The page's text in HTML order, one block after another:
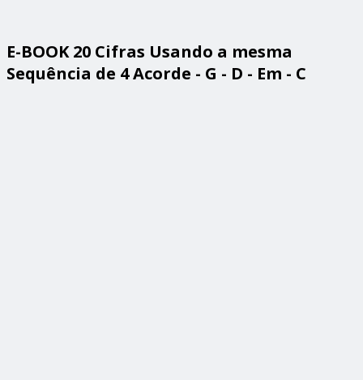
E-BOOK 20 Cifras Usando a mesma
Sequência de 4 Acorde - G - D - Em - C